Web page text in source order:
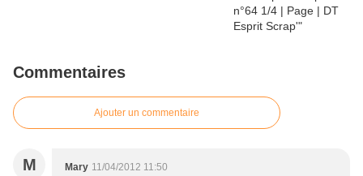
Commentaires
Ajouter un commentaire
M Mary 11/04/2012 11:50